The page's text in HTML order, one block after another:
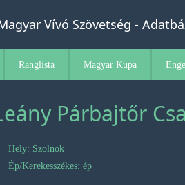
Vívó Szövetség -
Ranglista Magyar Kupa
Párbajtőr
Hely: Szolnok
Ép/Kerekesszékes: ép